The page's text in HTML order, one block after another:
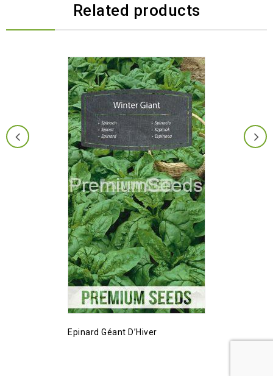
Related products
Epinard Géant D’Hiver